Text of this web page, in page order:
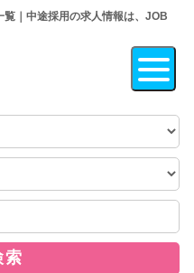
｜中途採用の求人情報は、JOB
索